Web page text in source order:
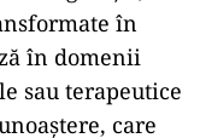
în
în domenii
sau terapeutice
care